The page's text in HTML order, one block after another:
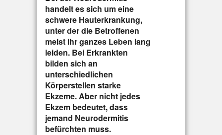
handelt es sich um eine
schwere Hauterkrankung,
unter der die Betroffenen
meist ihr ganzes Leben lang
leiden. Bei Erkrankten
bilden sich an
unterschiedlichen
Körperstellen starke
Ekzeme. Aber nicht jedes
Ekzem bedeutet, dass
jemand Neurodermitis
befürchten muss.